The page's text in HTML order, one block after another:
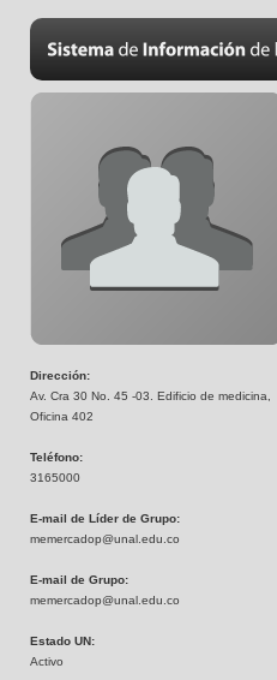
Dirección:
Av. Cra 30 No. 45 -03. Edificio de medicina,
Oficina 402
Teléfono:
3165000
E-mail de Líder de Grupo:
memercadop@unal.edu.co
E-mail de Grupo:
memercadop@unal.edu.co
Estado UN:
Activo